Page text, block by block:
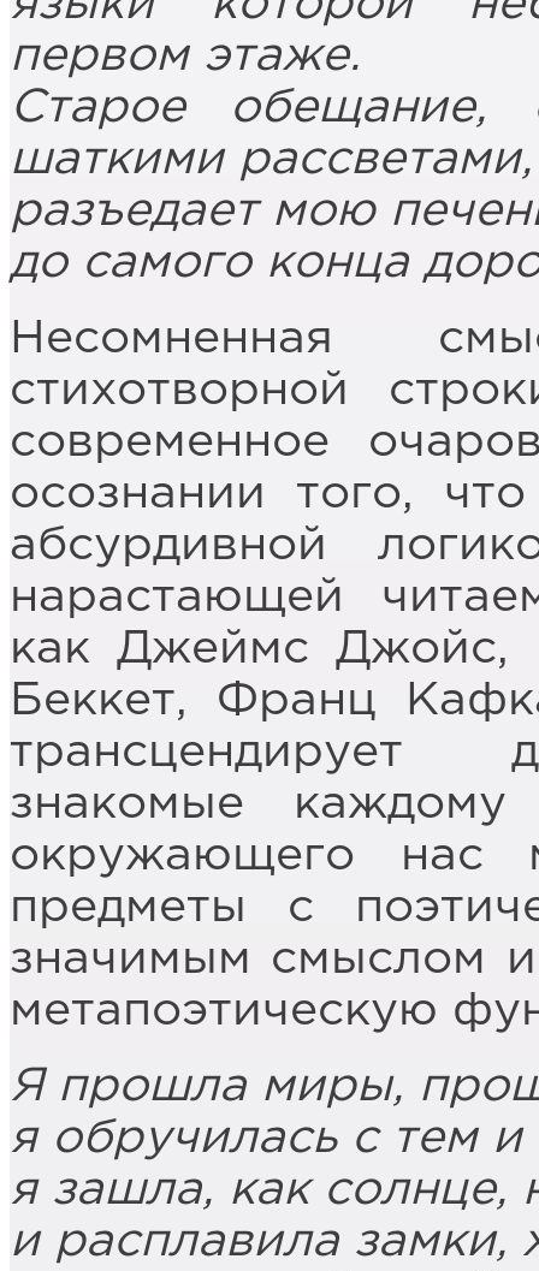
первом этаже.
Старое обещание,
шаткими рассветами,
разъедает мою
до самого конца
Несомненная
стихотворной
современное
осознании того,
абсурдивной
нарастающей
как Джеймс Джойс,
Беккет, Франц
трансцендирует
знакомые
окружающего нас
предметы с
значимым смыслом
метапоэтическую
Я прошла миры,
я обручилась с тем
я зашла, как солнце,
и расплавила замки,